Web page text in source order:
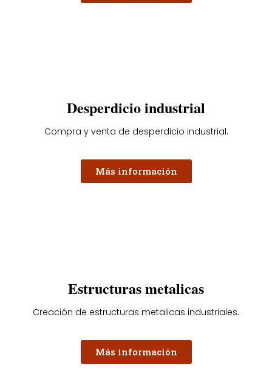
Desperdicio industrial
Compra y venta de desperdicio industrial.
Más información
Estructuras metalicas
Creación de estructuras metalicas industriales.
Más información